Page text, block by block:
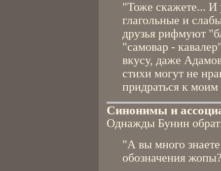
"Тоже скажете...
глагольные и
друзья рифмуют
"самовар -
вкусу, даже
стихи могут не
придраться к
Синонимы и
Однажды Бунин
"А вы много
обозначения